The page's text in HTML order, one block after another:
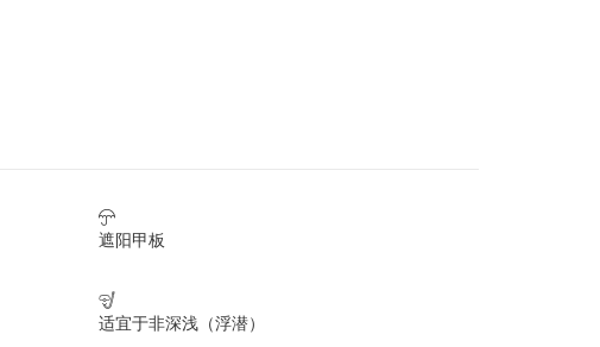

遮阳甲板

适宜于非深浅（浮潜）